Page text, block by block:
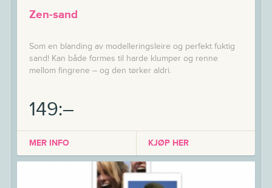
Zen-sand
Som en blanding av modelleringsleire og perfekt fuktig
sand! Kan både formes til harde klumper og renne
mellom fingrene – og den tørker aldri.
149:–
MER INFO KJØP HER